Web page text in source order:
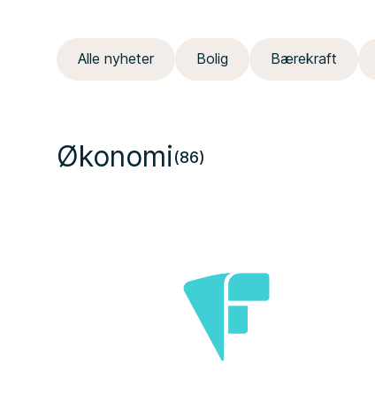
Alle nyheter Bolig Bærekraft
Økonomi(86)